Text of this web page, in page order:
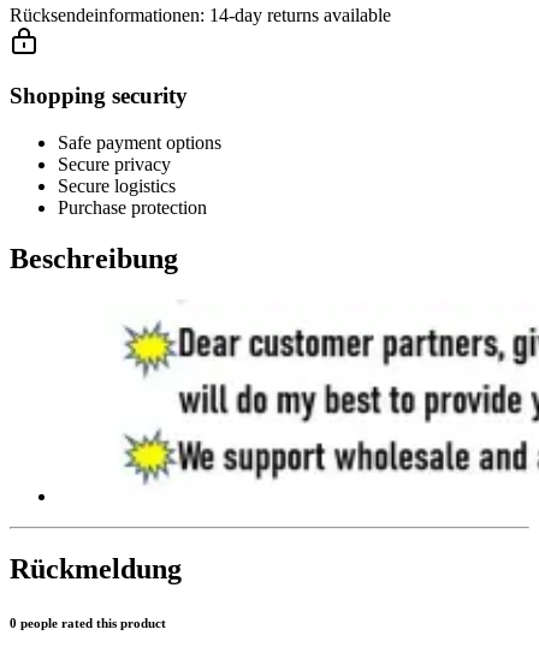
Rücksendeinformationen: 14-day returns available
Shopping security
Safe payment options
Secure privacy
Secure logistics
Purchase protection
Beschreibung
Rückmeldung
0 people rated this product